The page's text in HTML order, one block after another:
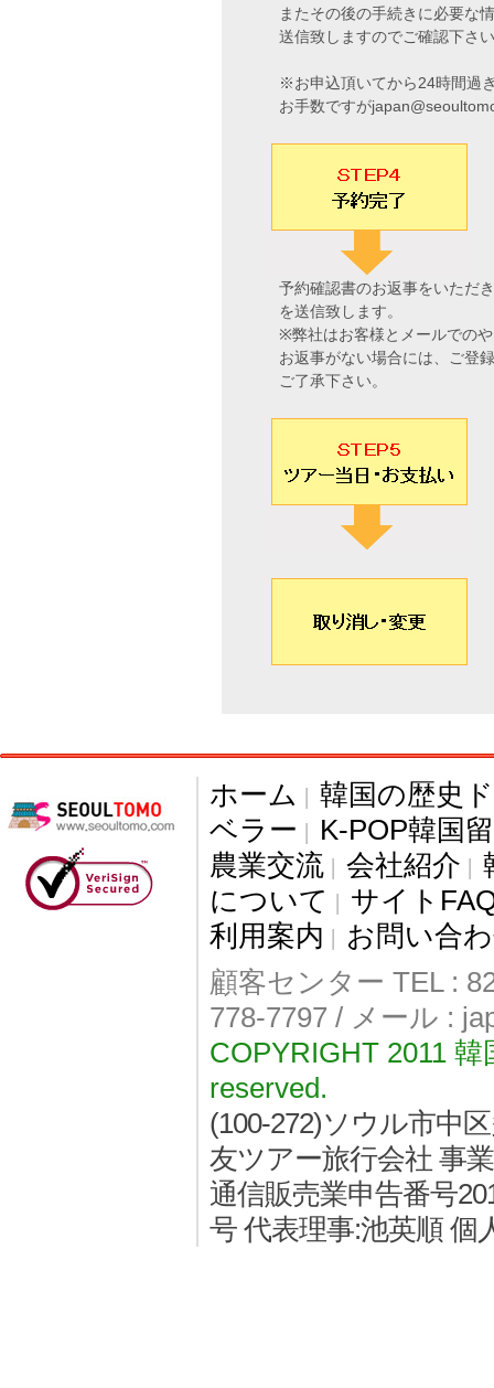
またその後の手続きに必要な
送信致しますのでご確認下さ
※お申込頂いてから24時間過
お手数ですが
予約確認書のお返事をいただ
を送信致します。
※弊社はお客様とメールでの
お返事がない場合には、ご登
ご了承下さい。
ホーム | 韓国の歴史
ベラー | K-POP韓国
農業交流 | 会社紹介 |
について | サイト
利用案内 | お問い合
顧客センター TEL :
778-7797 / メール :
COPYRIGHT 2011
reserved.
(100-272)ソウル市中
友ツアー旅行会社 事
通信販売業申告番号
号 代表理事:池英順 個